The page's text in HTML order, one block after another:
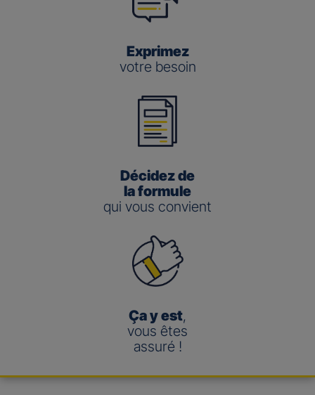
Exprimez
votre besoin
Décidez de
la formule
qui vous convient
Ça y est,
vous êtes
assuré !